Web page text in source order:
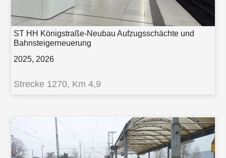
ST HH Königstraße-Neubau Aufzugsschächte und
Bahnsteigerneuerung
2025, 2026
Strecke 1270, Km 4,9